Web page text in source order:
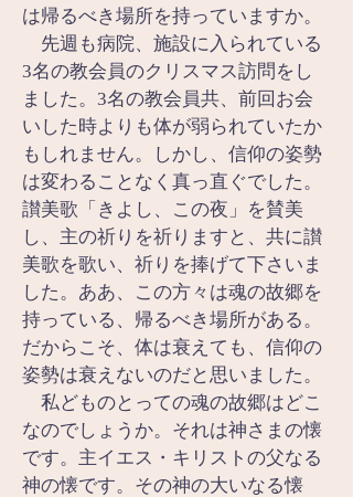
は帰るべき場所を持っていますか。
先週も病院、施設に入られている
3名の教会員のクリスマス訪問をし
ました。3名の教会員共、前回お会
いした時よりも体が弱られていたか
もしれません。しかし、信仰の姿勢
は変わることなく真っ直ぐでした。
讃美歌「きよし、この夜」を賛美
し、主の祈りを祈りますと、共に讃
美歌を歌い、祈りを捧げて下さいま
した。ああ、この方々は魂の故郷を
持っている、帰るべき場所がある。
だからこそ、体は衰えても、信仰の
姿勢は衰えないのだと思いました。
私どものとっての魂の故郷はどこ
なのでしょうか。それは神さまの懐
です。主イエス・キリストの父なる
神の懐です。その神の大いなる懐